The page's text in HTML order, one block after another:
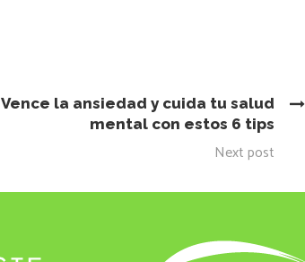
Vence la ansiedad y cuida tu salud
mental con estos 6 tips
Next post